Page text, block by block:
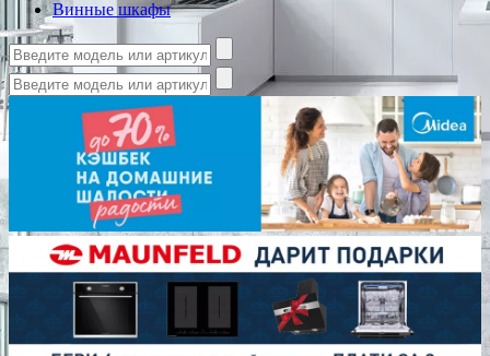
Винные шкафы